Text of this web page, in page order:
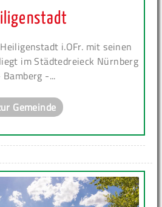
i.OFr. mit seinen
im Städtedreieck Nürnberg
Bamberg -...
Gemeinde